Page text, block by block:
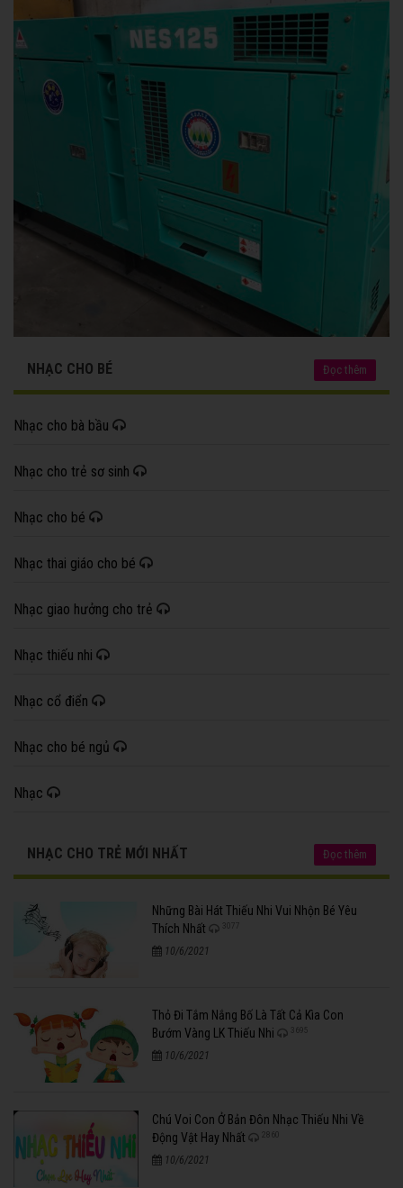
NHẠC CHO BÉ Đọc thêm
Nhạc cho bà bầu
Nhạc cho trẻ sơ sinh
Nhạc cho bé
Nhạc thai giáo cho bé
Nhạc giao hưởng cho trẻ
Nhạc thiếu nhi
Nhạc cổ điển
Nhạc cho bé ngủ
Nhạc
NHẠC CHO TRẺ MỚI NHẤT Đọc thêm
Những Bài Hát Thiếu Nhi Vui Nhộn Bé Yêu
Thích Nhất
3077
10/6/2021
Thỏ Đi Tắm Nắng Bố Là Tất Cả Kìa Con
Bướm Vàng LK Thiếu Nhi
3695
10/6/2021
Chú Voi Con Ở Bản Đôn Nhạc Thiếu Nhi Về
Động Vật Hay Nhất
2860
10/6/2021